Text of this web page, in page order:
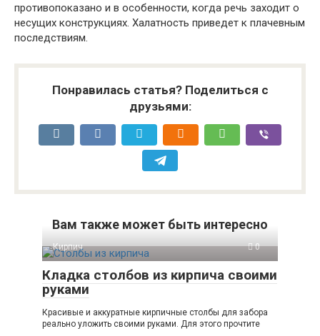
противопоказано и в особенности, когда речь заходит о
несущих конструкциях. Халатность приведет к плачевным
последствиям.
Понравилась статья? Поделиться с
друзьями:
Вам также может быть интересно
Кирпич 0
Кладка столбов из кирпича своими
руками
Красивые и аккуратные кирпичные столбы для забора
реально уложить своими руками. Для этого прочтите